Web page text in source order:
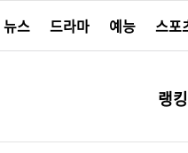
뉴스
드라마 예능 스포
랭